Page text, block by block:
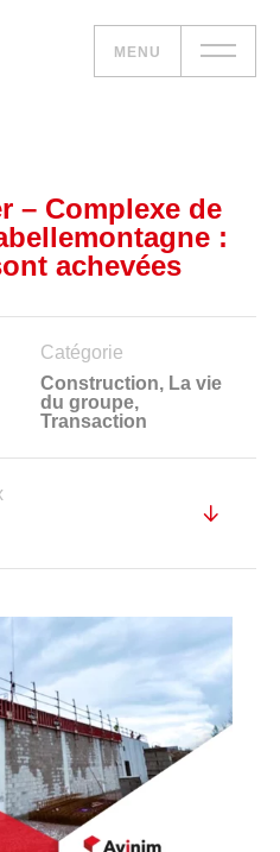
MENU
– Complexe de
:
achevées
Catégorie
Construction, La vie
du groupe,
Transaction